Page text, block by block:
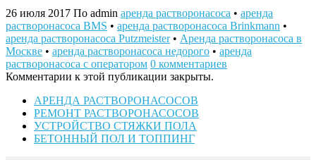
26 июля 2017 По admin аренда растворонасоса • аренда
растворонасоса BMS • аренда растворонасоса Brinkmann •
аренда растворонасоса Putzmeister• Аренда растворонасоса в
Москве • аренда растворонасоса недорого • аренда
растворонасоса с оператором 0 комментариев
Комментарии к этой публикации закрыты.
АРЕНДА РАСТВОРОНАСОСОВ
РЕМОНТ РАСТВОРОНАСОСОВ
УСТРОЙСТВО СТЯЖКИ ПОЛА
БЕТОННЫЙ ПОЛ И ТОППИНГ